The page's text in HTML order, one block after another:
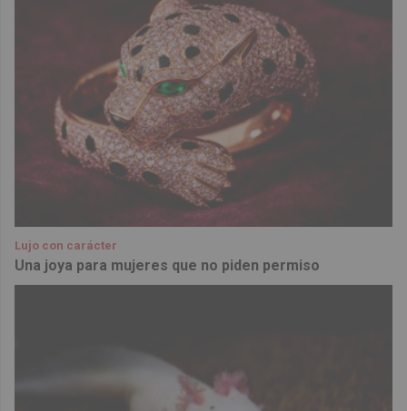
Lujo con carácter
Una joya para mujeres que no piden permiso